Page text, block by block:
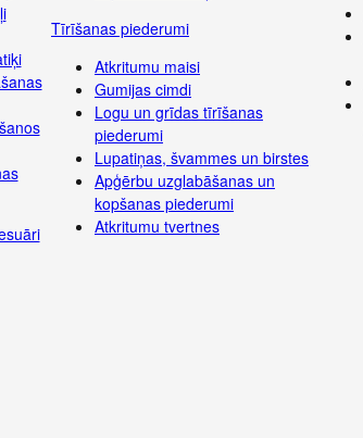
Tīrīšanas piederumi
Atkritumu maisi
Gumijas cimdi
Logu un grīdas tīrīšanas
piederumi
Lupatiņas, švammes un birstes
Apģērbu uzglabāšanas un
kopšanas piederumi
Atkritumu tvertnes